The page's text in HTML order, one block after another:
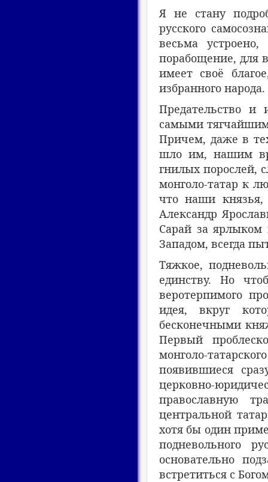
Я не стану
русского
весьма
порабощение, для
имеет своё
избранного
Предательство
самыми
Причем, даже в тех
шло им, нашим
гнилых порослей,
монголо-татар к
что наши
Александр
Сарай за
Западом, всегда
Тяжкое,
единству. Но
веротерпимого
идея, вкруг
бесконечными
Первый
монголо-
появившиеся
церковно-
православную
центральной
хотя бы один
подневольного
основательно
встретиться с